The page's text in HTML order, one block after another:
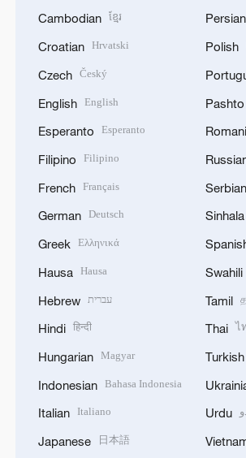
Cambodian ខ្មែរ
Croatian Hrvatski
Czech Český
English English
Esperanto Esperanto
Filipino Filipino
French Français
German Deutsch
Greek Ελληνικά
Hausa Hausa
Hebrew עברית
Hindi हिन्दी
Hungarian Magyar
Indonesian Bahasa Indonesia
Italian Italiano
Japanese 日本語
Persian
Polish
Pashto
Serbian
Sinhala
Swahili
Tamil
Thai ไ
Turkish
Urdu